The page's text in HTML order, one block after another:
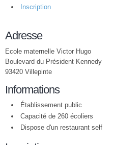
Inscription
Adresse
Ecole maternelle Victor Hugo
Boulevard du Président Kennedy
93420 Villepinte
Informations
Établissement public
Capacité de 260 écoliers
Dispose d'un restaurant self